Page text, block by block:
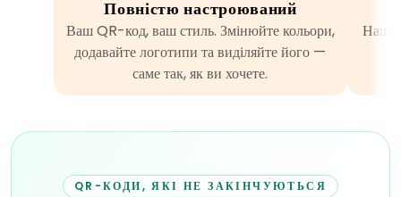
Повністю настроюваний
Ваш QR-код, ваш стиль. Змінюйте кольори,
додавайте логотипи та виділяйте його —
саме так, як ви хочете.
Наші
QR-КОДИ, ЯКІ НЕ ЗАКІНЧУЮТЬСЯ